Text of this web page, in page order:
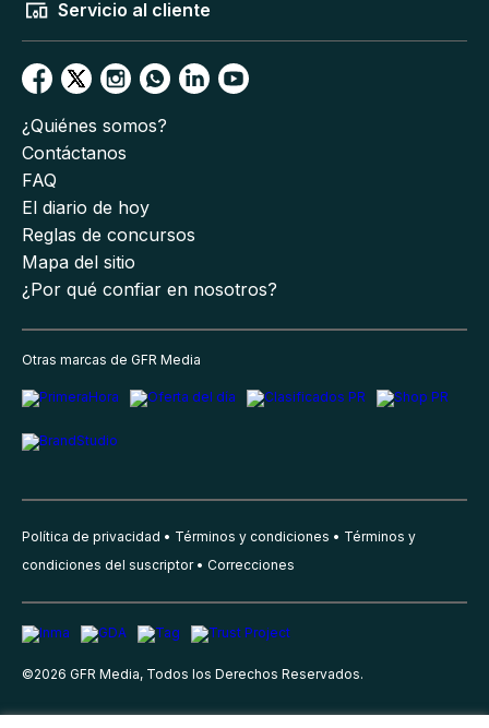
Servicio al cliente
¿Quiénes somos?
Contáctanos
FAQ
El diario de hoy
Reglas de concursos
Mapa del sitio
¿Por qué confiar en nosotros?
Otras marcas de GFR Media
Política de privacidad Términos y condiciones
Términos y
condiciones del suscriptor
Correcciones
©2026 GFR Media, Todos los Derechos Reservados.